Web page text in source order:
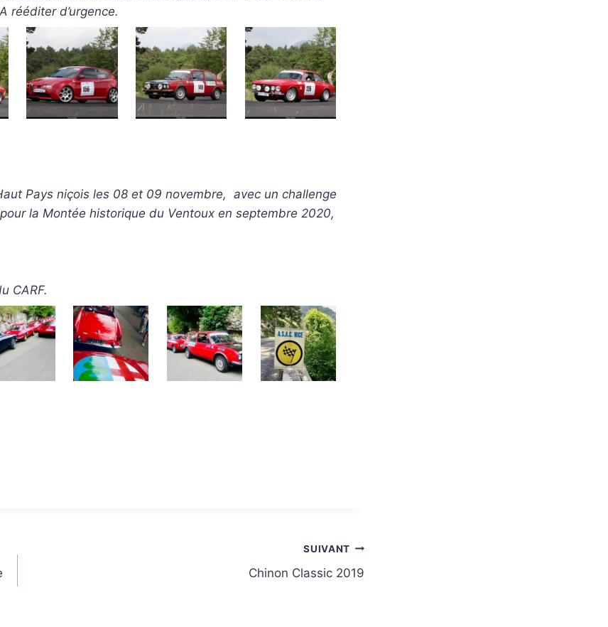
rééditer d’urgence.
Pays niçois les 08 et 09 novembre, avec un challenge
la Montée historique du Ventoux en septembre 2020,
CARF.
SUIVANT
Chinon Classic 2019